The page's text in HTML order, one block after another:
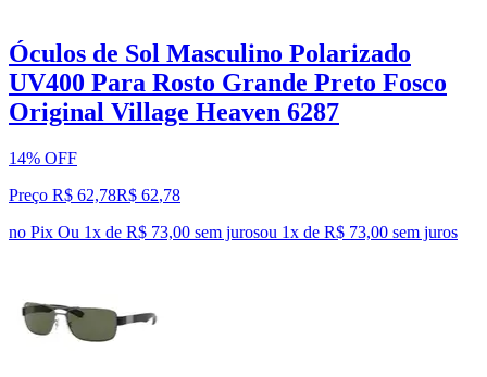
Óculos de Sol Masculino Polarizado
UV400 Para Rosto Grande Preto Fosco
Original Village Heaven 6287
14% OFF
Preço R$ 62,78R$ 62,78
no Pix Ou 1x de R$ 73,00 sem jurosou 1x de R$ 73,00 sem juros